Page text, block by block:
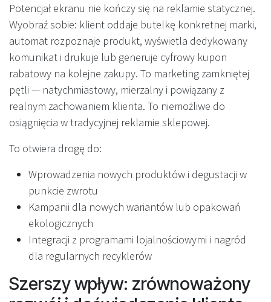
Potencjał ekranu nie kończy się na reklamie statycznej.
Wyobraź sobie: klient oddaje butelkę konkretnej marki,
automat rozpoznaje produkt, wyświetla dedykowany
komunikat i drukuje lub generuje cyfrowy kupon
rabatowy na kolejne zakupy. To marketing zamkniętej
pętli — natychmiastowy, mierzalny i powiązany z
realnym zachowaniem klienta. To niemożliwe do
osiągnięcia w tradycyjnej reklamie sklepowej.
To otwiera drogę do:
Wprowadzenia nowych produktów i degustacji w
punkcie zwrotu
Kampanii dla nowych wariantów lub opakowań
ekologicznych
Integracji z programami lojalnościowymi i nagród
dla regularnych recyklerów
Szerszy wpływ: zrównoważony